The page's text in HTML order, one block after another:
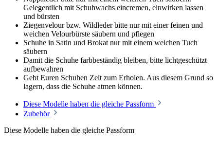
Gelegentlich mit Schuhwachs eincremen, einwirken lassen
und bürsten
Ziegenvelour bzw. Wildleder bitte nur mit einer feinen und
weichen Velourbürste säubern und pflegen
Schuhe in Satin und Brokat nur mit einem weichen Tuch
säubern
Damit die Schuhe farbbeständig bleiben, bitte lichtgeschützt
aufbewahren
Gebt Euren Schuhen Zeit zum Erholen. Aus diesem Grund so
lagern, dass die Schuhe atmen können.
Diese Modelle haben die gleiche Passform
Zubehör
Diese Modelle haben die gleiche Passform